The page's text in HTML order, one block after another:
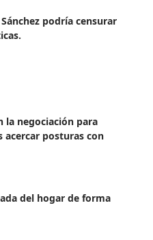
podría censurar
la negociación para
posturas con
del hogar de forma